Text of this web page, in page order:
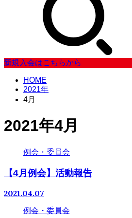
新規入会はこちらから
HOME
2021年
4月
2021年4月
例会・委員会
【4月例会】活動報告
2021.04.07
例会・委員会